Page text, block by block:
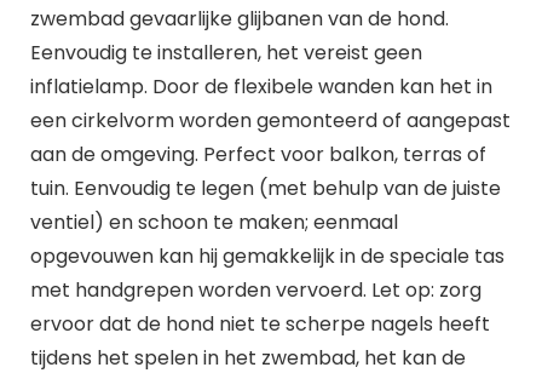
zwembad gevaarlijke glijbanen van de hond.
Eenvoudig te installeren, het vereist geen
inflatielamp. Door de flexibele wanden kan het in
een cirkelvorm worden gemonteerd of aangepast
aan de omgeving. Perfect voor balkon, terras of
tuin. Eenvoudig te legen (met behulp van de juiste
ventiel) en schoon te maken; eenmaal
opgevouwen kan hij gemakkelijk in de speciale tas
met handgrepen worden vervoerd. Let op: zorg
ervoor dat de hond niet te scherpe nagels heeft
tijdens het spelen in het zwembad, het kan de